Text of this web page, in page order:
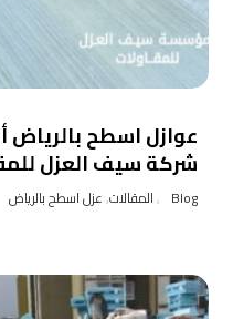
عوازل اسطح بالرياض
شركة سيف العزل
Blog
,المقالات,عزل اسطح بالرياض